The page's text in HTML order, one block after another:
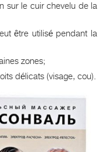
sur le cuir chevelu de la
être utilisé pendant la
zones;
délicats (visage, cou).